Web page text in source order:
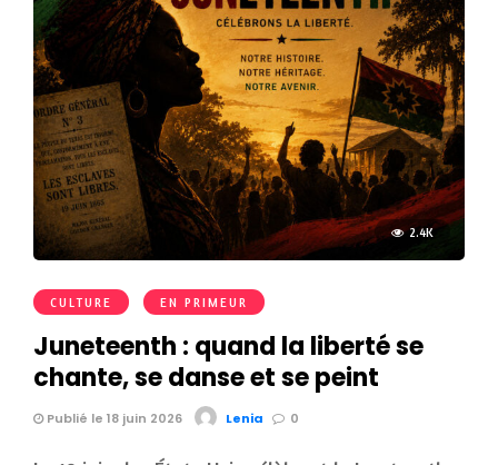
2.4K
CULTURE EN PRIMEUR
Juneteenth : quand la liberté se
chante, se danse et se peint
Publié le 18 juin 2026 Lenia 0